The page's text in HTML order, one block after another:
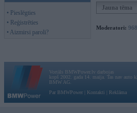
• Pieslēgties
• Reģistrēties
• Aizmirsi paroli?
Jauna tēma
Moderatori:
Vortāls BMWPower.lv darbojas
kopš 2002. gada 14. maija. Tas nav auto
BMW AG.
Par BMWPower
Kontakti Reklāma